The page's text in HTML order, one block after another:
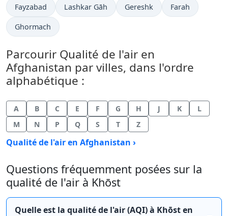
Fayzabad Lashkar Gāh Gereshk Farah
Ghormach
Parcourir Qualité de l'air en
Afghanistan par villes, dans l'ordre
alphabétique :
A B C E F G H J K
L
M
N P Q S T Z
Qualité de l'air en Afghanistan ›
Questions fréquemment posées sur la
qualité de l'air à Khōst
Quelle est la qualité de l'air (AQI) à Khōst en